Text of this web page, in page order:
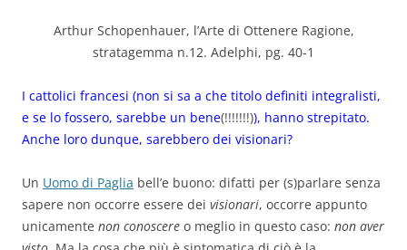
Arthur Schopenhauer, l’Arte di Ottenere Ragione,
stratagemma n.12. Adelphi, pg. 40-1
I cattolici francesi (non si sa a che titolo definiti integralisti,
e se lo fossero, sarebbe un bene(!!!!!!!)), hanno strepitato.
Anche loro dunque, sarebbero dei visionari?
Un Uomo di Paglia bell’e buono: difatti per (s)parlare senza
sapere non occorre essere dei visionari, occorre appunto
unicamente non conoscere o meglio in questo caso: non aver